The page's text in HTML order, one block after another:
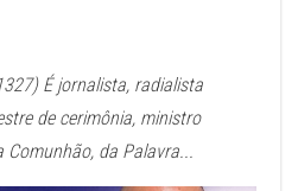
É jornalista, radialista
de cerimônia, ministro
da Palavra...